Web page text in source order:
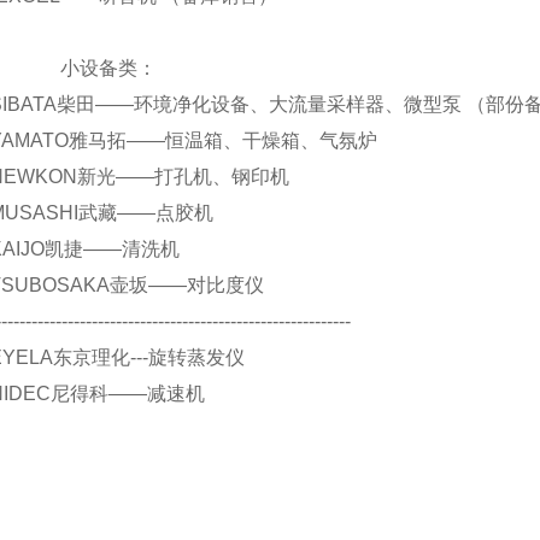
设备类：
柴田——环境净化设备、大流量采样器、微型泵 （部份备
雅马拓——恒温箱、干燥箱、气氛炉
新光——打孔机、钢印机
武藏——点胶机
凯捷——清洗机
壶坂——对比度仪
东京理化---旋转蒸发仪
尼得科——减速机